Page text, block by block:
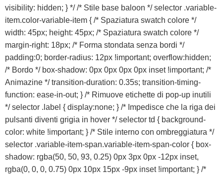
visibility: hidden; } */ /* Stile base baloon */ selector .variable-
item.color-variable-item { /* Spaziatura swatch colore */
width: 45px; height: 45px; /* Spaziatura swatch colore */
margin-right: 18px; /* Forma stondata senza bordi */
padding:0; border-radius: 12px !important; overflow:hidden;
/* Bordo */ box-shadow: 0px 0px 0px 0px inset !important; /*
Animazine */ transition-duration: 0.35s; transition-timing-
function: ease-in-out; } /* Rimuove etichette di pop-up inutili
*/ selector .label { display:none; } /* Impedisce che la riga dei
pulsanti diventi grigia in hover */ selector td { background-
color: white !important; } /* Stile interno con ombreggiatura */
selector .variable-item-span.variable-item-span-color { box-
shadow: rgba(50, 50, 93, 0.25) 0px 3px 0px -12px inset,
rgba(0, 0, 0, 0.75) 0px 10px 15px -9px inset !important; } /*